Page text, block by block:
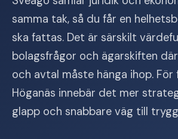
samma tak, så du får en
ska fattas. Det är särskilt
bolagsfrågor och ägarskiften
och avtal måste hänga ihop.
Höganäs innebär det mer
glapp och snabbare väg till